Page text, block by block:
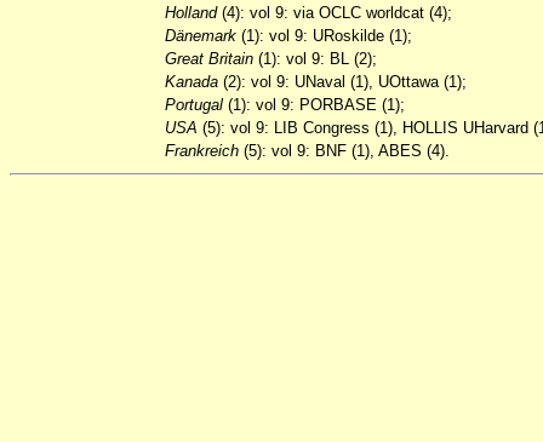
Holland(4): vol 9: via OCLC worldcat (4);
Dänemark (1): vol 9: URoskilde (1);
Great Britain (1): vol 9: BL (2);
Kanada (2): vol 9: UNaval (1), UOttawa (1);
Portugal (1): vol 9: PORBASE (1);
USA (5): vol 9: LIB Congress (1), HOLLIS UHarvard
Frankreich (5): vol 9: BNF (1), ABES (4).